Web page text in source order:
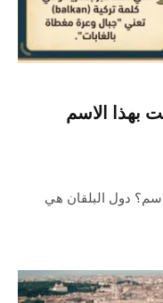
بهذا الاسم
دول البلقان هي